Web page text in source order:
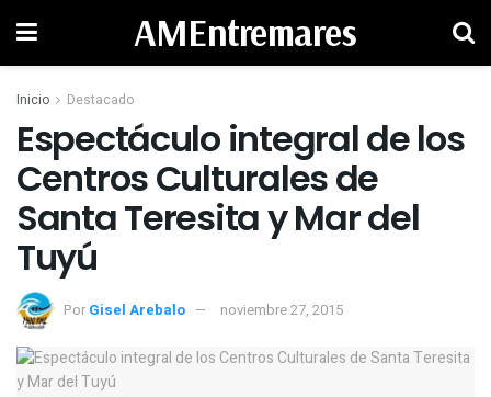
AMEntremares
Inicio Destacado
Espectáculo integral de los
Centros Culturales de
Santa Teresita y Mar del
Tuyú
Por Gisel Arebalo noviembre 27, 2015